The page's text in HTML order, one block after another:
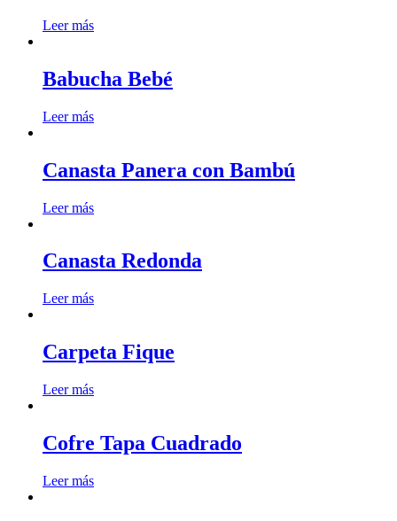
Leer más
Babucha Bebé
Leer más
Canasta Panera con Bambú
Leer más
Canasta Redonda
Leer más
Carpeta Fique
Leer más
Cofre Tapa Cuadrado
Leer más